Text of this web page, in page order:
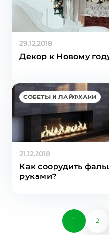
29.12.2018
Декор к Новому
СОВЕТЫ И ЛАЙФХАКИ
21.12.2018
Как соорудить
руками?
1 2